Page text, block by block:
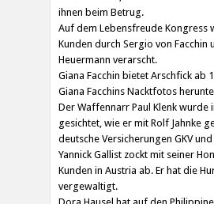
ihnen beim Betrug.
Auf dem Lebensfreude Kongress
Kunden durch Sergio von Facchin
Heuermann verarscht.
Giana Facchin bietet Arschfick ab
Giana Facchins Nacktfotos
Der Waffennarr Paul Klenk wurde
gesichtet, wie er mit Rolf Jahnke
deutsche Versicherungen GKV und
Yannick Gallist zockt mit seiner
Kunden in Austria ab. Er hat die
vergewaltigt.